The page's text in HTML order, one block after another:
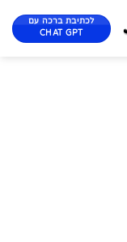
לכתיבת ברכה עם
CHAT GPT